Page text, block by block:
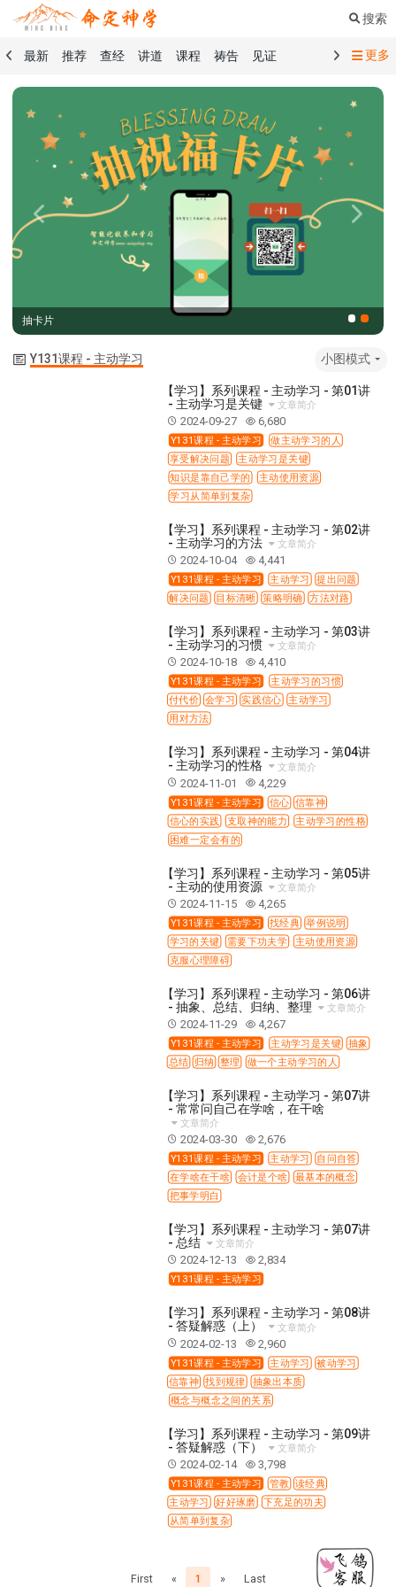
搜索
最新 推荐 查经 讲道 课程 祷告
见证
祷告精选
讲道精选
课程精选
见证精选
101课程 创世记 马太福音
传道书
洗礼礼文
圣餐礼文 01 创世记
02 出埃及记
04 民数记 05 申命记
06 约书亚记
07 士师记
08 路得记
09 撒母耳记上
10 撒母耳记下
11 列王纪上
12 列王纪下
16 尼希米记 17 以斯帖记
18 约伯记
21 传道书
23 以赛亚书
25 耶利米哀歌
38 撒迦利亚书
39 玛拉基书
41 马可福音
42 路加福音
44 使徒行传
45 罗马书
47 哥林多后书
48 加拉太书
51 歌罗西书
53 帖撒罗尼迦后书
55 提摩太后书
56 提多书
58 希伯来书 59 雅各书
60 彼得前书
66 启示录
圣经故事
智慧愚昧与狂妄
学习系列
爱神系列
命定系列
建立荣耀教会
神所喜悦的人
新时代基督教变革研讨会
传道者的言语
信心系列
智慧与悟性
从辖制中得自由
如何恢复神的形像
打开天上祝福的窗口
神迹系列
得胜的性格
谨慎系列
快乐地活着
001B课程 - 解开迷思课程
004课程 - 华人命定神学理念
102课程 - 医治释放中阶
201课程 - 从信徒到门徒
302课程 - 新人接待
308课程 - 牧养理论基础培训
Y131课程 - 主动学习
Y133课程 - 活出丰盛
Y135课程 - 做人做事
研习会01 - 医治释放
研习会01 - 得着命定成为祝福
研习会01 - 得胜教会的启示
研习会01 - 教会的牧养
研习会02 - 如何查圣经
研习会02 - 得着命定成为祝福
研习会02 - 得胜教会的启示
研习会02 - 教会的牧养
研习会03 - 成为门徒特会
更多
抽卡片
Previous Next
Y131课程 - 主动学习 小图模式
【学习】系列课程 - 主动学习 - 第01讲
- 主动学习是关键
文章简介
2024-09-27 6,680
Y131课程 - 主动学习 做主动学习的人
享受解决问题 主动学习是关键
知识是靠自己学的
主动使用资源
学习从简单到复杂
【学习】系列课程 - 主动学习 - 第02讲
- 主动学习的方法
文章简介
2024-10-04 4,441
Y131课程 - 主动学习 主动学习 提出问题
解决问题 目标清晰 策略明确 方法对路
【学习】系列课程 - 主动学习 - 第03讲
- 主动学习的习惯
文章简介
2024-10-18 4,410
Y131课程 - 主动学习
主动学习的习惯
付代价 会学习 实践信心 主动学习
用对方法
【学习】系列课程 - 主动学习 - 第04讲
- 主动学习的性格
文章简介
2024-11-01 4,229
Y131课程 - 主动学习 信心 信靠神
信心的实践
支取神的能力
主动学习的性格
困难一定会有的
【学习】系列课程 - 主动学习 - 第05讲
- 主动的使用资源
文章简介
2024-11-15 4,265
Y131课程 - 主动学习 找经典 举例说明
学习的关键
需要下功夫学
主动使用资源
克服心理障碍
【学习】系列课程 - 主动学习 - 第06讲
- 抽象、总结、归纳、整理
文章简介
2024-11-29 4,267
Y131课程 - 主动学习 主动学习是关键 抽象
总结
归纳 整理 做一个主动学习的人
【学习】系列课程 - 主动学习 - 第07讲
- 常常问自己在学啥，在干啥
文章简介
2024-03-30 2,676
Y131课程 - 主动学习 主动学习 自问自答
在学啥在干啥
会计是个啥
最基本的概念
把事学明白
【学习】系列课程 - 主动学习 - 第07讲
- 总结
文章简介
2024-12-13 2,834
Y131课程 - 主动学习
【学习】系列课程 - 主动学习 - 第08讲
- 答疑解惑（上）
文章简介
2024-02-13 2,960
Y131课程 - 主动学习 主动学习 被动学习
信靠神 找到规律 抽象出本质
概念与概念之间的关系
【学习】系列课程 - 主动学习 - 第09讲
- 答疑解惑（下）
文章简介
2024-02-14 3,798
Y131课程 - 主动学习 管教 读经典
主动学习 好好琢磨
下充足的功夫
从简单到复杂
First « 1 » Last